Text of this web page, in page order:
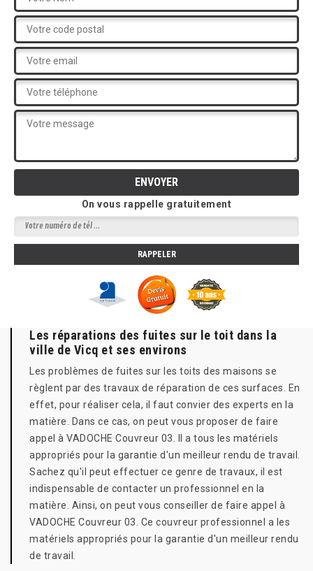
On vous rappelle gratuitement
Les réparations des fuites sur le toit dans la
ville de Vicq et ses environs
Les problèmes de fuites sur les toits des maisons se
règlent par des travaux de réparation de ces surfaces. En
effet, pour réaliser cela, il faut convier des experts en la
matière. Dans ce cas, on peut vous proposer de faire
appel à VADOCHE Couvreur 03. Il a tous les matériels
appropriés pour la garantie d'un meilleur rendu de travail.
Sachez qu'il peut effectuer ce genre de travaux, il est
indispensable de contacter un professionnel en la
matière. Ainsi, on peut vous conseiller de faire appel à
VADOCHE Couvreur 03. Ce couvreur professionnel a les
matériels appropriés pour la garantie d'un meilleur rendu
de travail.